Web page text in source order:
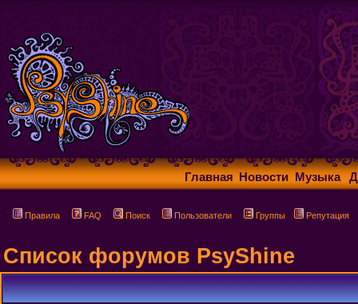
Главная Новости Музыка
Правила FAQ Поиск Пользователи Группы Репутация
Список форумов PsyShine